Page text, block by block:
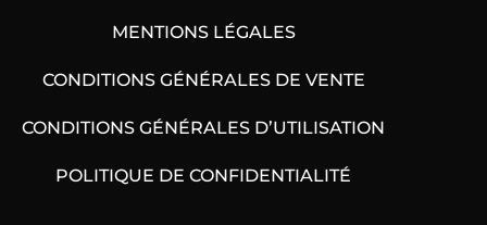
MENTIONS LÉGALES
CONDITIONS GÉNÉRALES DE VENTE
CONDITIONS GÉNÉRALES D’UTILISATION
POLITIQUE DE CONFIDENTIALITÉ